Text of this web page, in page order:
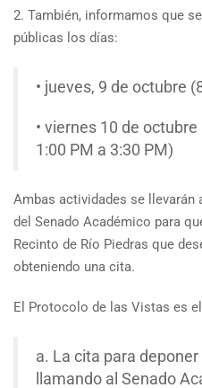
2. También, informamos que
públicas los días:
• jueves, 9 de octubre
• viernes 10 de
1:00 PM a 3:30 PM)
Ambas actividades se llevarán
del Senado Académico para
Recinto de Río Piedras que
obteniendo una cita.
El Protocolo de las Vistas es
a. La cita para
llamando al Senado